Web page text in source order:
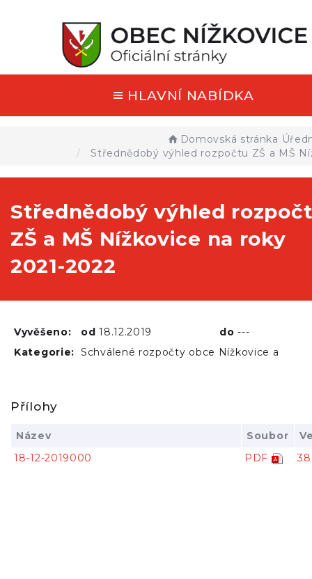
HLAVNÍ NABÍDKA
Domovská stránka
Střednědobý výhled rozpočtu ZŠ a MŠ
Střednědobý výhled
ZŠ a MŠ Nížkovice na roky
2021-2022
Vyvěšeno: od18.12.2019 do---
Kategorie: Schválené rozpočty obce Nížkovice a
Přílohy
Název Soubor
18-12-2019000
PDF